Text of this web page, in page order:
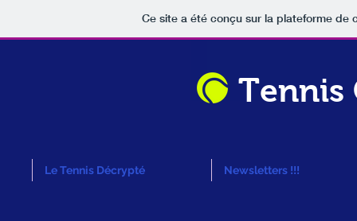
Ce site a été conçu sur la plateforme
Le Tennis Décrypté Newsletters !!!